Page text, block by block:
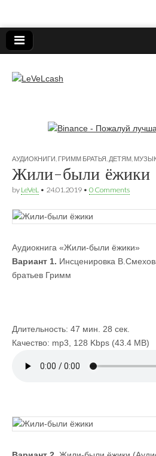
АУДИОКНИГИ ГРИММ БРАТЬЯ ДЕТЯМ
Жили-были ёжики
by LeVeL • 24.01.2019 • 0 Comments
Аудиокнига «Жили-были ёжики»
Вариант 1. Инсценировка
братьев Гримм
Ежиха, Коза Гейнца
— О. Мулина
1-й ёжик, Коза Трины
— З.
Гейнц
— Ю.Смирнов
Режиссёр В. Смехов
Длительность: 47 мин. 28 сек.
Качество: mp3, 128 Kbps (43.4 MB)